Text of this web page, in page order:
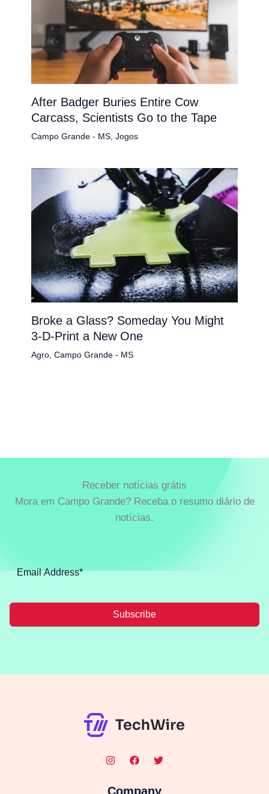
After Badger Buries Entire Cow
Carcass, Scientists Go to the Tape
Campo Grande - MS, Jogos
Broke a Glass? Someday You Might
3-D-Print a New One
Agro, Campo Grande - MS
Receber notícias grátis
Mora em Campo Grande? Receba o resumo diário de
notícias.
Subscribe
Company